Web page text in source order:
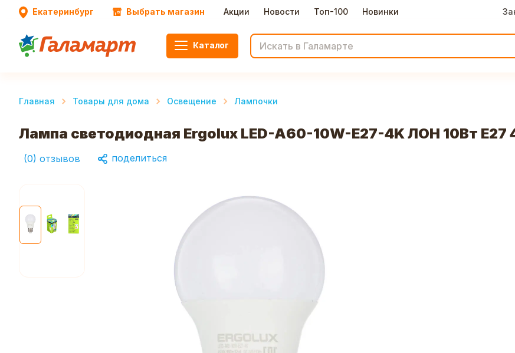
Екатеринбург Выбрать магазин Акции Новости Топ-100 Новинки
Каталог
Главная Товары для дома Освещение Лампочки
Лампа светодиодная Ergolux LED-A60-10W-E27-4K ЛОН 10Вт E27
(0) отзывов поделиться